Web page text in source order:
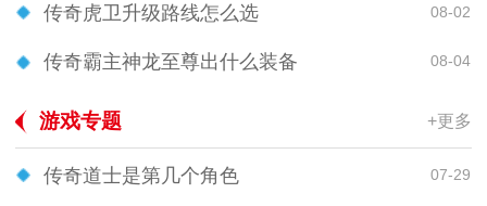
传奇虎卫升级路线怎么选 08-02
传奇霸主神龙至尊出什么装备 08-04
游戏专题 +更多
传奇道士是第几个角色 07-29